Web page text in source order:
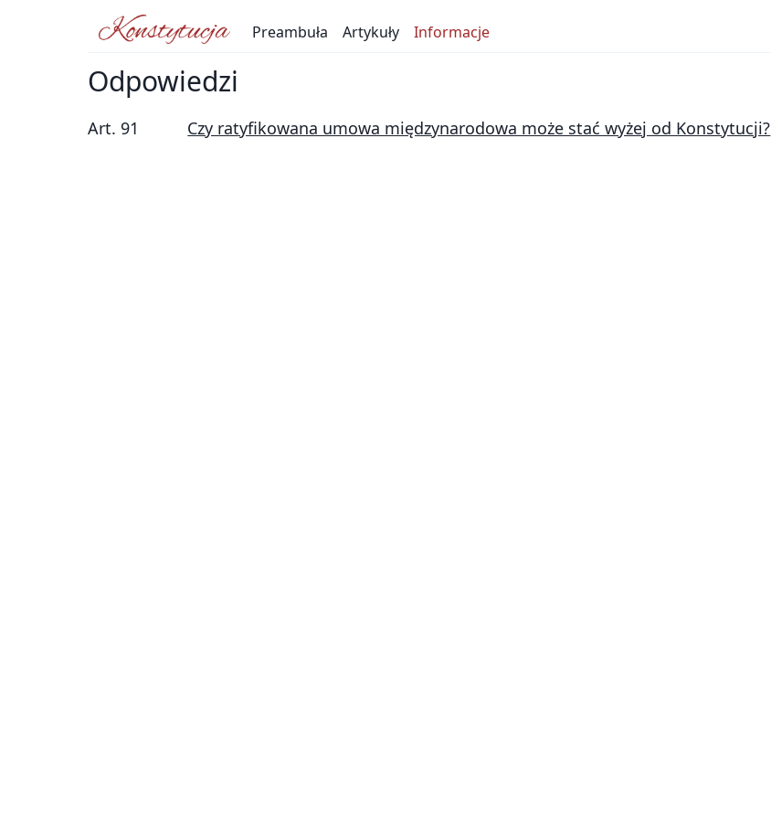
Preambuła Artykuły Informacje
Odpowiedzi
Art. 91 Czy ratyfikowana umowa międzynarodowa może stać wyżej od Konstytucji?